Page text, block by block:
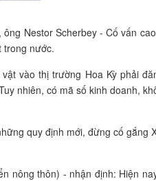
Nestor Scherbey - Cố vấn
trong nước.
vào thị trường Hoa Kỳ phải
nhiên, có mã số kinh doanh,
quy định mới, đừng cố gắng
nông thôn) - nhận định: Hiện